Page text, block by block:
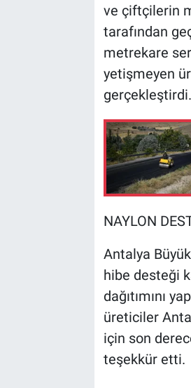
ve çiftçilerin
tarafından
metrekare
yetişmeyen
gerçekleştirdi.
NAYLON
Antalya
hibe desteği
dağıtımını
üreticiler
için son
teşekkür etti.